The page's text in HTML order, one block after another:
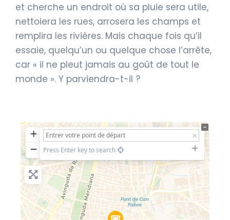
et cherche un endroit où sa pluie sera utile,
nettoiera les rues, arrosera les champs et
remplira les rivières. Mais chaque fois qu’il
essaie, quelqu’un ou quelque chose l’arrête,
car « il ne pleut jamais au goût de tout le
monde ». Y parviendra-t-il ?
+
−
Press Enter key to search